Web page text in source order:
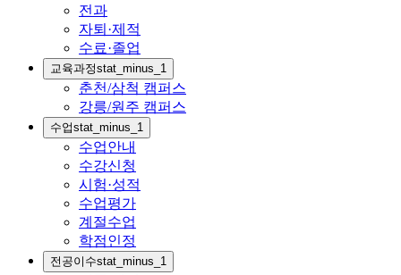
전과
자퇴·제적
수료·졸업
교육과정stat_minus_1
춘천/삼척 캠퍼스
강릉/원주 캠퍼스
수업stat_minus_1
수업안내
수강신청
시험·성적
수업평가
계절수업
학점인정
전공이수stat_minus_1